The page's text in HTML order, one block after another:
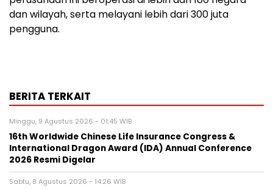
dan wilayah, serta melayani lebih dari 300 juta
pengguna.
BERITA TERKAIT
Minggu, 9 Agustus 2026 - 01:45 WIB
16th Worldwide Chinese Life Insurance Congress &
International Dragon Award (IDA) Annual Conference
2026 Resmi Digelar
Sabtu, 8 Agustus 2026 - 14:26 WIB